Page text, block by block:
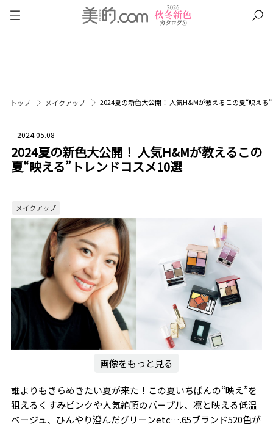
トップ メイクアップ 2024夏の新色大公開！ 人気H&Mが教えるこの夏“映える
2024.05.08
2024夏の新色大公開！ 人気H&Mが教えるこの
夏“映える”トレンドコスメ10選
メイクアップ
画像をもっと見る
誰よりもきらめきたい夏が来た！この夏いちばんの“映え”を
狙えるくすみピンクや人気絶頂のパープル、凛と映える低温
ベージュ、ひんやり澄んだグリーンetc….65ブランド520色が